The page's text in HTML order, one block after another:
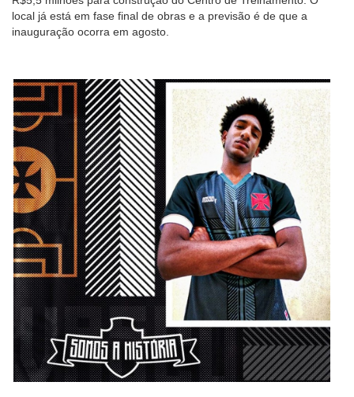
local já está em fase final de obras e a previsão é de que a
inauguração ocorra em agosto.